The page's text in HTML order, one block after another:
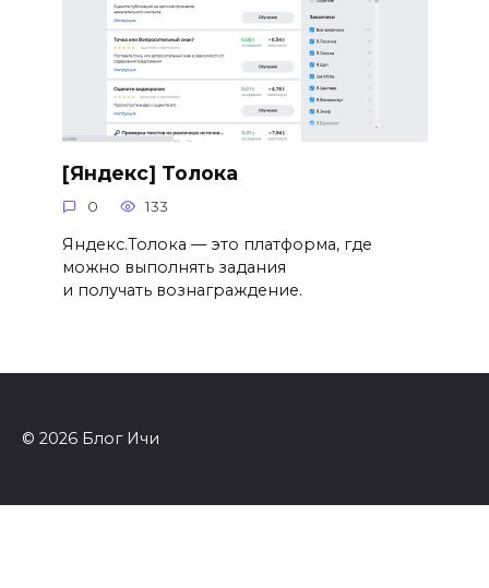
[Яндекс] Толока
0 133
Яндекс.Толока — это платформа, где
можно выполнять задания
и получать вознаграждение.
© 2026 Блог Ичи